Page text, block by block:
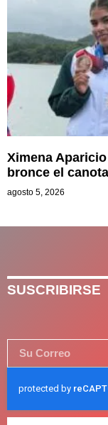
Ximena
bronce el
agosto 5, 2026
SUSCRIBIRSE